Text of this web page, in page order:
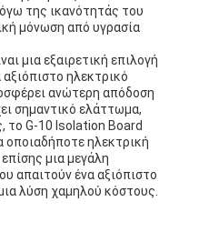
της ικανότητάς του
μόνωση από υγρασία
μια εξαιρετική επιλογή
αξιόπιστο ηλεκτρικό
ανώτερη απόδοση
σημαντικό ελάττωμα,
το G-10 Isolation Board
οποιαδήποτε ηλεκτρική
μια μεγάλη
απαιτούν ένα αξιόπιστο
λύση χαμηλού κόστους.